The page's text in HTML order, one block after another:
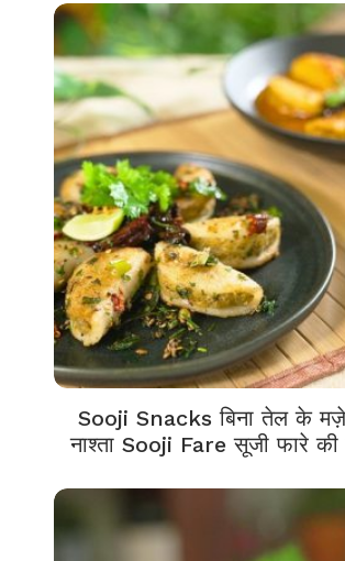
Sooji Snacks बिना तेल के
नाश्ता Sooji Fare सूजी फारे की